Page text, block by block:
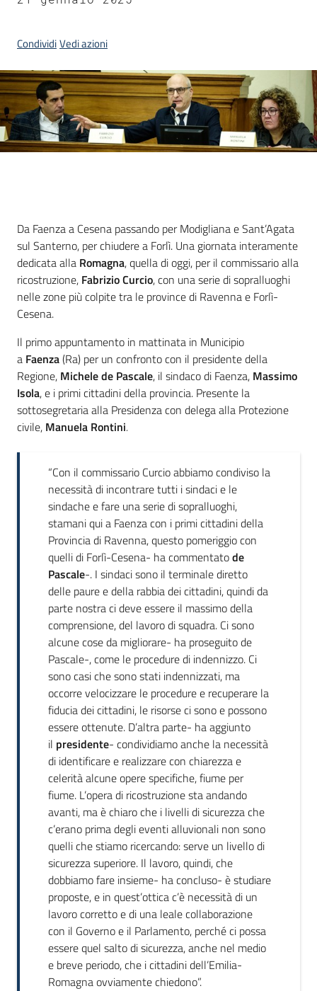
CondividiVedi azioni
Introduzione
Da Faenza a Cesena passando per Modigliana e Sant’Agata
sul Santerno, per chiudere a Forlì. Una giornata interamente
dedicata alla Romagna, quella di oggi, per il commissario alla
ricostruzione, Fabrizio Curcio, con una serie di sopralluoghi
nelle zone più colpite tra le province di Ravenna e Forlì-
Cesena.
Il primo appuntamento in mattinata in Municipio
a Faenza(Ra) per un confronto con il presidente della
Regione, Michele de Pascale, il sindaco di Faenza, Massimo
Isola, e i primi cittadini della provincia. Presente la
sottosegretaria alla Presidenza con delega alla Protezione
civile, Manuela Rontini.
“Con il commissario Curcio abbiamo condiviso la
necessità di incontrare tutti i sindaci e le
sindache e fare una serie di sopralluoghi,
stamani qui a Faenza con i primi cittadini della
Provincia di Ravenna, questo pomeriggio con
quelli di Forlì-Cesena- ha commentatode
Pascale-. I sindaci sono il terminale diretto
delle paure e della rabbia dei cittadini, quindi da
parte nostra ci deve essere il massimo della
comprensione, del lavoro di squadra. Ci sono
alcune cose da migliorare- ha proseguito de
Pascale-, come le procedure di indennizzo. Ci
sono casi che sono stati indennizzati, ma
occorre velocizzare le procedure e recuperare la
fiducia dei cittadini, le risorse ci sono e possono
essere ottenute. D’altra parte- ha aggiunto
il presidente- condividiamo anche la necessità
di identificare e realizzare con chiarezza e
celerità alcune opere specifiche, fiume per
fiume. L’opera di ricostruzione sta andando
avanti, ma è chiaro che i livelli di sicurezza che
c’erano prima degli eventi alluvionali non sono
quelli che stiamo ricercando: serve un livello di
sicurezza superiore. Il lavoro, quindi, che
dobbiamo fare insieme- ha concluso- è studiare
proposte, e in quest’ottica c’è necessità di un
lavoro corretto e di una leale collaborazione
con il Governo e il Parlamento, perché ci possa
essere quel salto di sicurezza, anche nel medio
e breve periodo, che i cittadini dell’Emilia-
Romagna ovviamente chiedono”.